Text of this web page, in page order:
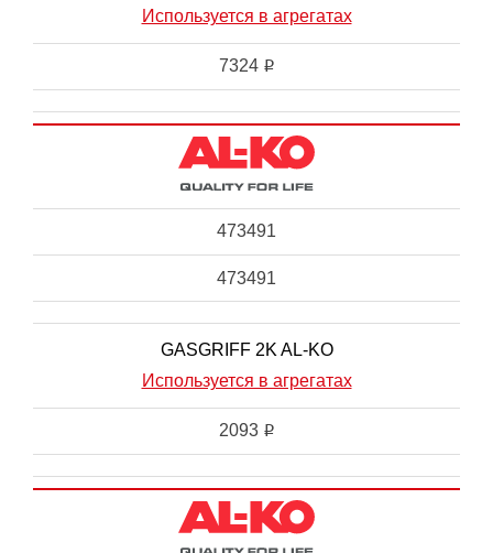
Используется в агрегатах
7324 i
473491
473491
GASGRIFF 2K AL-KO
Используется в агрегатах
2093 i